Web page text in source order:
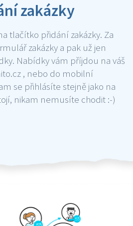
zakázky
tlačítko přidání zakázky. Za
zakázky a pak už jen
Nabídky vám příjdou na váš
, nebo do mobilní
se přihlásíte stejně jako na
nikam nemusíte chodit :-)